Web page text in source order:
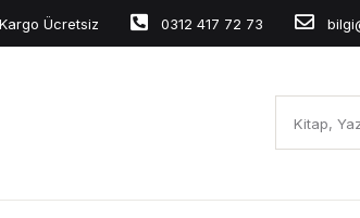
Ücretsiz 0312 417 72 73